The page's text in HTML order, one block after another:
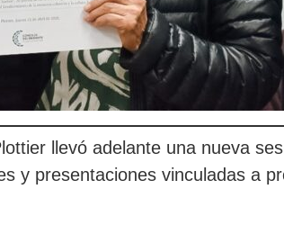
llevó adelante una nueva
y presentaciones vinculadas a